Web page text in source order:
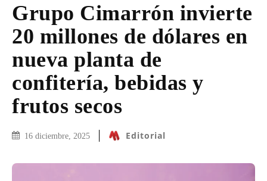
Grupo Cimarrón invierte
20 millones de dólares en
nueva planta de
confitería, bebidas y
frutos secos
16 diciembre, 2025 Editorial